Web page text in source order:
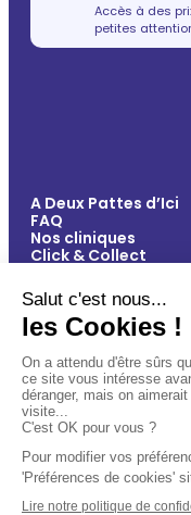
Accès à des
petites
A Deux Pattes d’Ici
FAQ
Nos cliniques
Click & Collect
Vos avantages
Conseils